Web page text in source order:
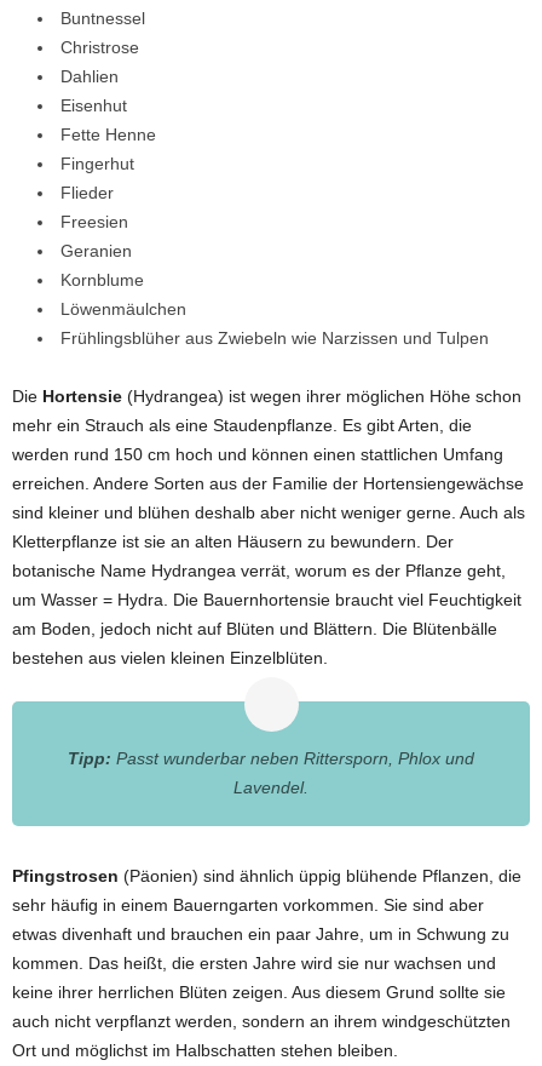
Buntnessel
Christrose
Dahlien
Eisenhut
Fette Henne
Fingerhut
Flieder
Freesien
Geranien
Kornblume
Löwenmäulchen
Frühlingsblüher aus Zwiebeln wie Narzissen und Tulpen
Die Hortensie (Hydrangea) ist wegen ihrer möglichen Höhe schon
mehr ein Strauch als eine Staudenpflanze. Es gibt Arten, die
werden rund 150 cm hoch und können einen stattlichen Umfang
erreichen. Andere Sorten aus der Familie der Hortensiengewächse
sind kleiner und blühen deshalb aber nicht weniger gerne. Auch als
Kletterpflanze ist sie an alten Häusern zu bewundern. Der
botanische Name Hydrangea verrät, worum es der Pflanze geht,
um Wasser = Hydra. Die Bauernhortensie braucht viel Feuchtigkeit
am Boden, jedoch nicht auf Blüten und Blättern. Die Blütenbälle
bestehen aus vielen kleinen Einzelblüten.
Tipp: Passt wunderbar neben Rittersporn, Phlox und
Lavendel.
Pfingstrosen (Päonien) sind ähnlich üppig blühende Pflanzen, die
sehr häufig in einem Bauerngarten vorkommen. Sie sind aber
etwas divenhaft und brauchen ein paar Jahre, um in Schwung zu
kommen. Das heißt, die ersten Jahre wird sie nur wachsen und
keine ihrer herrlichen Blüten zeigen. Aus diesem Grund sollte sie
auch nicht verpflanzt werden, sondern an ihrem windgeschützten
Ort und möglichst im Halbschatten stehen bleiben.